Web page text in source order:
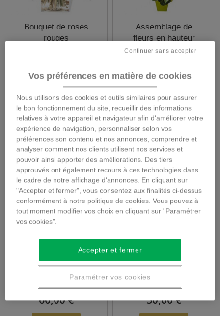
Bouquet de roses
rouges
85,00 €
Détails
Assemblage de
fleurs en hauteur
60,00 €
Détails
fleurs piquées
60,00 € 50,00 €
Vos préférences en matière de cookies
Nous utilisons des cookies et outils similaires pour assurer
le bon fonctionnement du site, recueillir des informations
relatives à votre appareil et navigateur afin d'améliorer votre
expérience de navigation, personnaliser selon vos
préférences son contenu et nos annonces, comprendre et
analyser comment nos clients utilisent nos services et
pouvoir ainsi apporter des améliorations. Des tiers
approuvés ont également recours à ces technologies dans
le cadre de notre affichage d'annonces. En cliquant sur
"Accepter et fermer", vous consentez aux finalités ci-dessus
conformément à notre politique de cookies. Vous pouvez à
tout moment modifier vos choix en cliquant sur "Paramétrer
vos cookies".
Continuer sans accepter
Accepter et fermer
Paramétrer vos cookies